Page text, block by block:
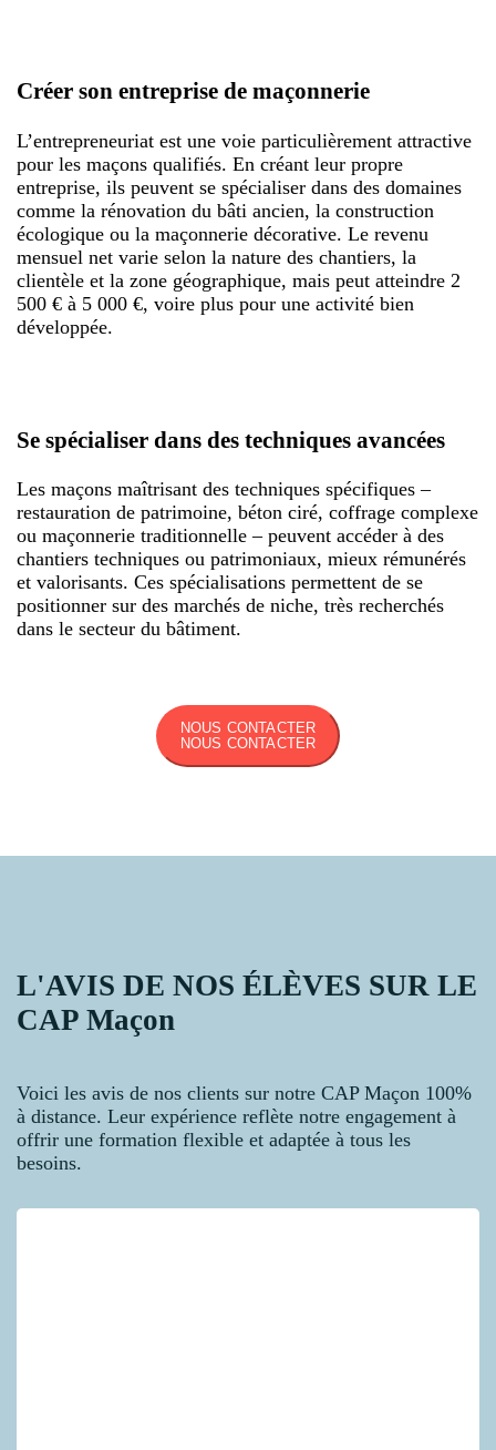
Créer son entreprise de maçonnerie
L’entrepreneuriat est une voie particulièrement attractive
pour les maçons qualifiés. En créant leur propre
entreprise, ils peuvent se spécialiser dans des domaines
comme la rénovation du bâti ancien, la construction
écologique ou la maçonnerie décorative. Le revenu
mensuel net varie selon la nature des chantiers, la
clientèle et la zone géographique, mais peut atteindre 2
500 € à 5 000 €, voire plus pour une activité bien
développée.
Se spécialiser dans des techniques avancées
Les maçons maîtrisant des techniques spécifiques –
restauration de patrimoine, béton ciré, coffrage complexe
ou maçonnerie traditionnelle – peuvent accéder à des
chantiers techniques ou patrimoniaux, mieux rémunérés
et valorisants. Ces spécialisations permettent de se
positionner sur des marchés de niche, très recherchés
dans le secteur du bâtiment.
NOUS CONTACTER
NOUS CONTACTER
L'AVIS DE NOS ÉLÈVES SUR LE
CAP Maçon
Voici les avis de nos clients sur notre CAP Maçon 100%
à distance. Leur expérience reflète notre engagement à
offrir une formation flexible et adaptée à tous les
besoins.